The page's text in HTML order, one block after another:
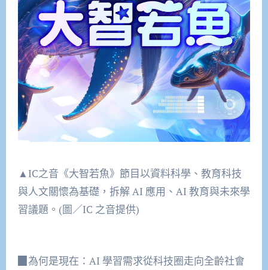
▲IC之音《大智若魚》節目以資料科學、教育科技
與人文關懷為基礎，拆解 AI 應用、AI 教育與未來學
習議題。(圖／IC 之音提供)
▉為何是現在：AI 學習需求從科技圈走向全齡社會